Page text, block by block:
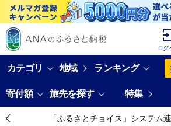
ログ
カテゴリ 地域 ランキング
寄付額 旅先を探す 特集
「ふるさとチョイス」システム